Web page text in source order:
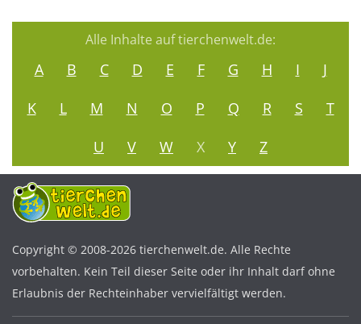
Alle Inhalte auf tierchenwelt.de:
A B C D E F G H I
J
K
L M N O P Q R S
T
U
V W X Y Z
Copyright © 2008-2026 tierchenwelt.de. Alle Rechte
vorbehalten. Kein Teil dieser Seite oder ihr Inhalt darf ohne
Erlaubnis der Rechteinhaber vervielfältigt werden.